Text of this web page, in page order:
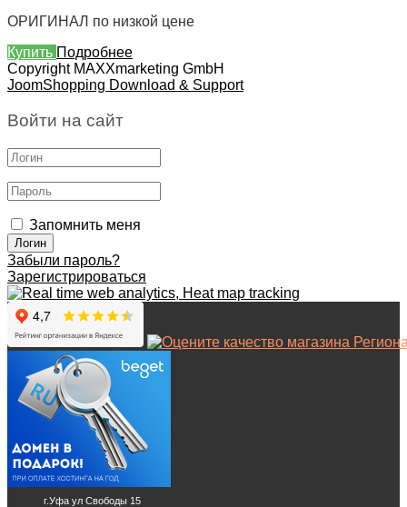
ОРИГИНАЛ по низкой цене
Купить Подробнее
Copyright MAXXmarketing GmbH
JoomShopping Download & Support
Войти на сайт
Запомнить меня
Забыли пароль?
Зарегистрироваться
г.Уфа ул Свободы 15